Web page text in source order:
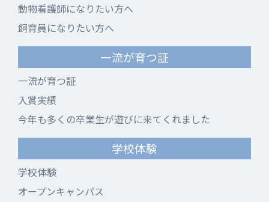
動物看護師になりたい方へ
飼育員になりたい方へ
一流が育つ証
一流が育つ証
入賞実績
今年も多くの卒業生が遊びに来てくれました
学校体験
学校体験
オープンキャンパス